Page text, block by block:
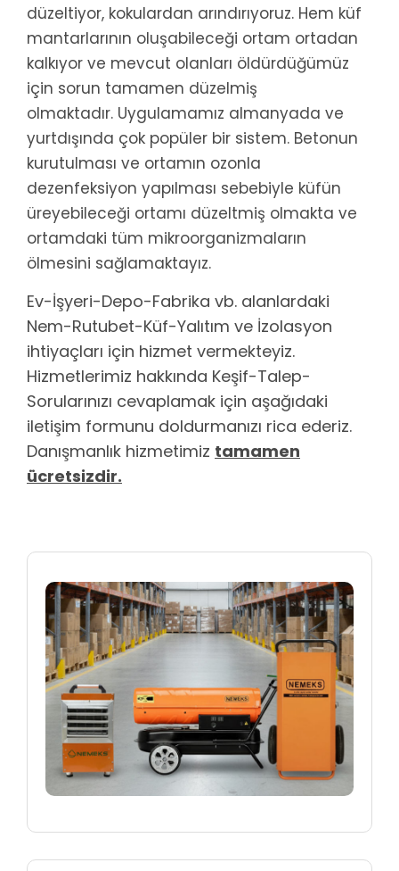
düzeltiyor, kokulardan arındırıyoruz. Hem küf
mantarlarının oluşabileceği ortam ortadan
kalkıyor ve mevcut olanları öldürdüğümüz
için sorun tamamen düzelmiş
olmaktadır. Uygulamamız almanyada ve
yurtdışında çok popüler bir sistem. Betonun
kurutulması ve ortamın ozonla
dezenfeksiyon yapılması sebebiyle küfün
üreyebileceği ortamı düzeltmiş olmakta ve
ortamdaki tüm mikroorganizmaların
ölmesini sağlamaktayız.
Ev-İşyeri-Depo-Fabrika vb. alanlardaki
Nem-Rutubet-Küf-Yalıtım ve İzolasyon
ihtiyaçları için hizmet vermekteyiz.
Hizmetlerimiz hakkında Keşif-Talep-
Sorularınızı cevaplamak için aşağıdaki
iletişim formunu doldurmanızı rica ederiz.
Danışmanlık hizmetimiz tamamen
ücretsizdir.